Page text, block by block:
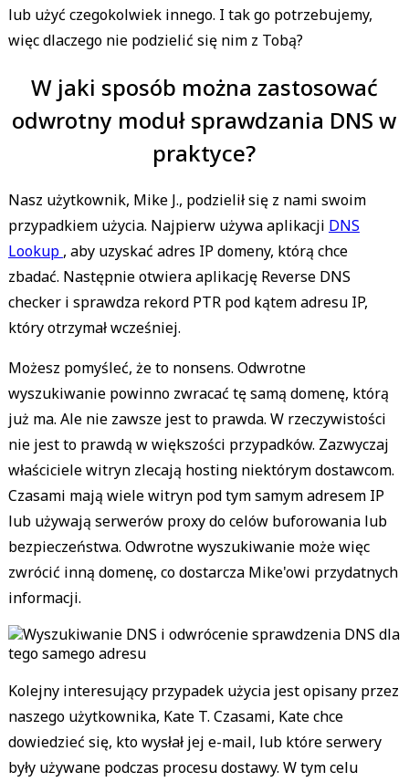
lub użyć czegokolwiek innego. I tak go potrzebujemy,
więc dlaczego nie podzielić się nim z Tobą?
W jaki sposób można zastosować
odwrotny moduł sprawdzania DNS w
praktyce?
Nasz użytkownik, Mike J., podzielił się z nami swoim
przypadkiem użycia. Najpierw używa aplikacji DNS
Lookup , aby uzyskać adres IP domeny, którą chce
zbadać. Następnie otwiera aplikację Reverse DNS
checker i sprawdza rekord PTR pod kątem adresu IP,
który otrzymał wcześniej.
Możesz pomyśleć, że to nonsens. Odwrotne
wyszukiwanie powinno zwracać tę samą domenę, którą
już ma. Ale nie zawsze jest to prawda. W rzeczywistości
nie jest to prawdą w większości przypadków. Zazwyczaj
właściciele witryn zlecają hosting niektórym dostawcom.
Czasami mają wiele witryn pod tym samym adresem IP
lub używają serwerów proxy do celów buforowania lub
bezpieczeństwa. Odwrotne wyszukiwanie może więc
zwrócić inną domenę, co dostarcza Mike'owi przydatnych
informacji.
Kolejny interesujący przypadek użycia jest opisany przez
naszego użytkownika, Kate T. Czasami, Kate chce
dowiedzieć się, kto wysłał jej e-mail, lub które serwery
były używane podczas procesu dostawy. W tym celu